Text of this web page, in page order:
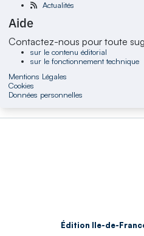
Actualités
Aide
Contactez-nous pour toute
sur le contenu éditorial
sur le fonctionnement technique
Mentions Légales
Cookies
Données personnelles
Édition Ile-de-